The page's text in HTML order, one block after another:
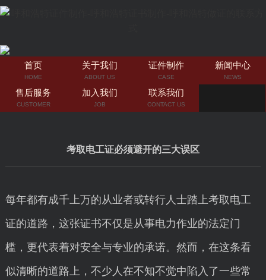
首页
HOME
关于我们
ABOUT US
证件制作
CASE
新闻中心
NEWS
售后服务
CUSTOMER
加入我们
JOB
联系我们
CONTACT US
考取电工证必须避开的三大误区
每年都有成千上万的从业者或转行人士踏上考取电工
证的道路，这张证书不仅是从事电力作业的法定门
槛，更代表着对安全与专业的承诺。然而，在这条看
似清晰的道路上，不少人在不知不觉中陷入了一些常